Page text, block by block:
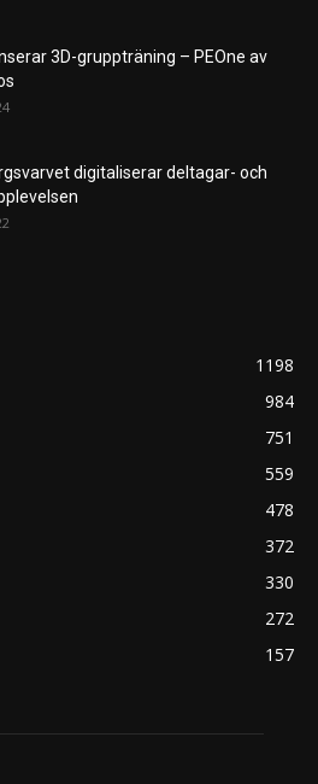
3D-gruppträning – PEOne av
digitaliserar deltagar- och
1198
984
751
559
478
372
330
272
157